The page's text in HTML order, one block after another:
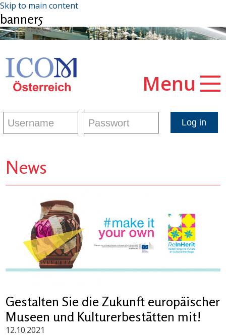
Skip to main content
banner5
Menu
News
Gestalten Sie die Zukunft europäischer
Museen und Kulturerbestätten mit!
12.10.2021